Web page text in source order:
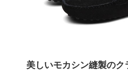
美しいモカシン縫製の